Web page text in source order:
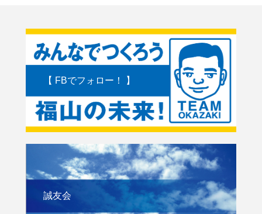
【 FBでフォロー！ 】
誠友会